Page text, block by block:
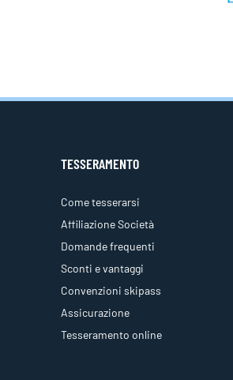
TESSERAMENTO
Come tesserarsi
Affiliazione Società
Domande frequenti
Sconti e vantaggi
Convenzioni skipass
Assicurazione
Tesseramento online